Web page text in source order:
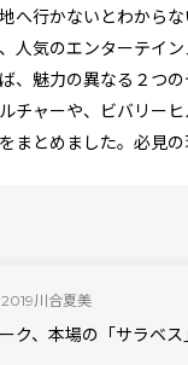
へ行かないとわから
人気のエンターテイ
、魅力の異なる２つ
チャーや、ビバリー
まとめました。必見
川合夏美
ク、本場の「サラベス